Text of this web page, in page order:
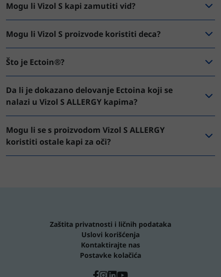
Mogu li Vizol S kapi zamutiti vid?
Mogu li Vizol S proizvode koristiti deca?
Što je Ectoin®?
Da li je dokazano delovanje Ectoina koji se
nalazi u Vizol S ALLERGY kapima?
Mogu li se s proizvodom Vizol S ALLERGY
koristiti ostale kapi za oči?
Zaštita privatnosti i ličnih podataka
Uslovi korišćenja
Kontaktirajte nas
Postavke kolačića